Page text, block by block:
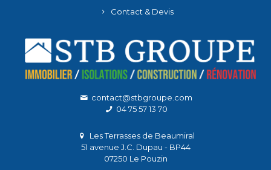
Contact & Devis
contact@stbgroupe.com
04 75 57 13 70
Les Terrasses de Beaumiral
51 avenue J.C. Dupau - BP44
07250 Le Pouzin